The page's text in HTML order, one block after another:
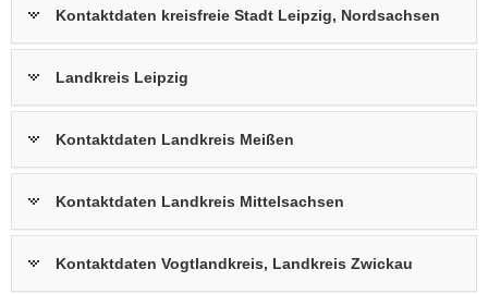
Kontaktdaten kreisfreie Stadt Leipzig, Nordsachsen
Landkreis Leipzig
Kontaktdaten Landkreis Meißen
Kontaktdaten Landkreis Mittelsachsen
Kontaktdaten Vogtlandkreis, Landkreis Zwickau